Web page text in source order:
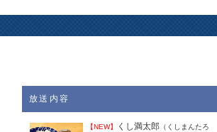
放送内容
【NEW】 くし満太郎 （くしまんたろ